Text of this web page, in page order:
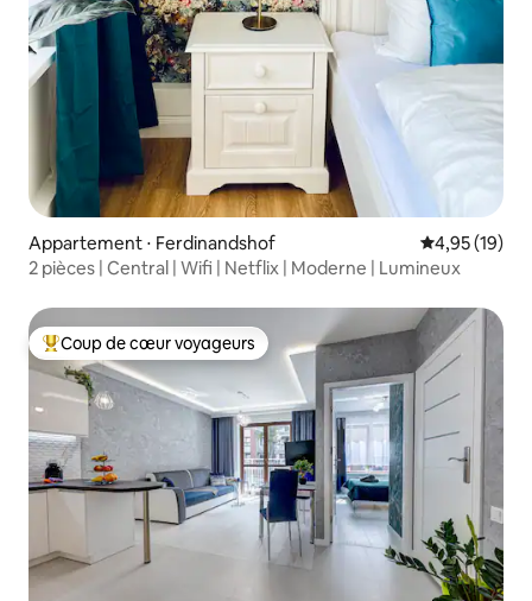
Appartement ⋅ Ferdinandshof Évaluation
4,95 (19)
2 pièces | Central | Wifi | Netflix | Moderne | Lumineux
Coups de cœur voyageurs les plus appréciés
Coup de cœur voyageurs